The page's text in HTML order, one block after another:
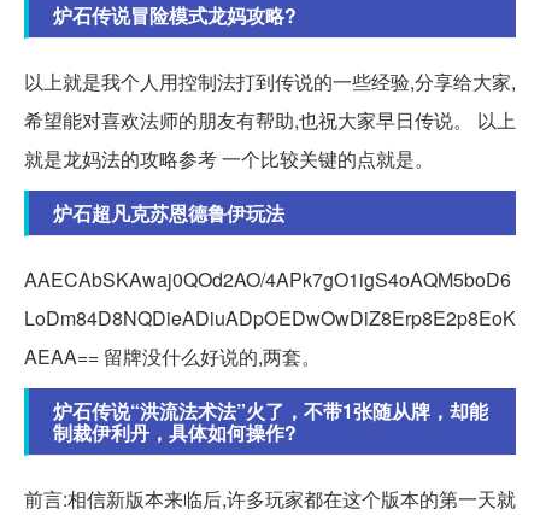
炉石传说冒险模式龙妈攻略?
以上就是我个人用控制法打到传说的一些经验,分享给大家,
希望能对喜欢法师的朋友有帮助,也祝大家早日传说。 以上
就是龙妈法的攻略参考 一个比较关键的点就是。
炉石超凡克苏恩德鲁伊玩法
AAECAbSKAwaj0QOd2AO/4APk7gO1igS4oAQM5boD6
LoDm84D8NQDieADiuADpOEDwOwDiZ8Erp8E2p8EoK
AEAA== 留牌没什么好说的,两套。
炉石传说“洪流法术法”火了，不带1张随从牌，却能
制裁伊利丹，具体如何操作?
前言:相信新版本来临后,许多玩家都在这个版本的第一天就